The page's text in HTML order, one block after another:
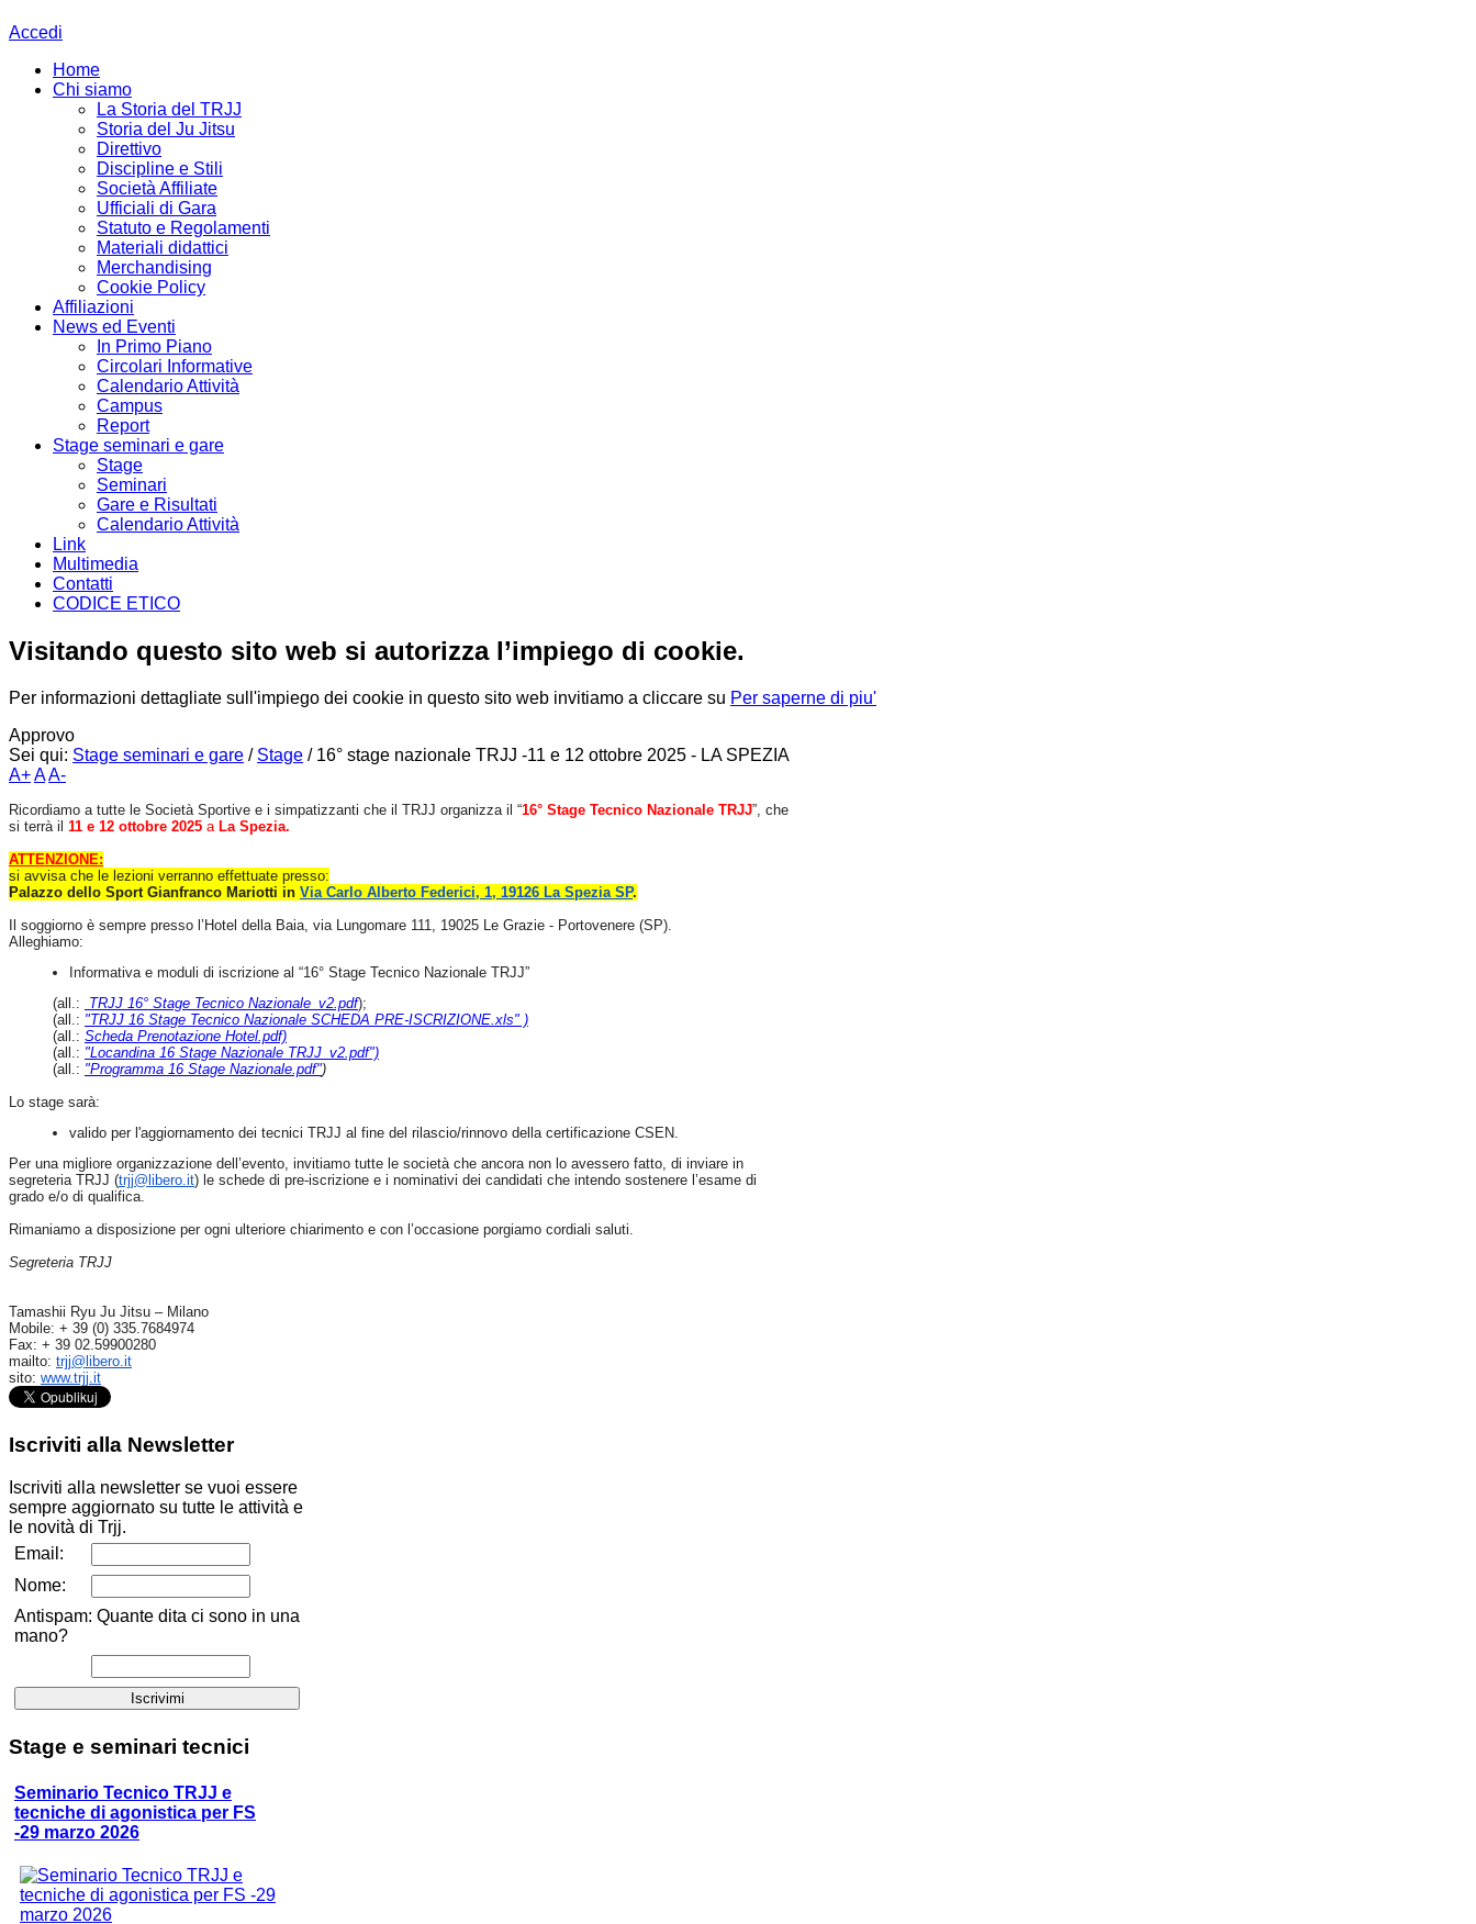
Accedi
Home
Chi siamo
La Storia del TRJJ
Storia del Ju Jitsu
Direttivo
Discipline e Stili
Società Affiliate
Ufficiali di Gara
Statuto e Regolamenti
Materiali didattici
Merchandising
Cookie Policy
Affiliazioni
News ed Eventi
In Primo Piano
Circolari Informative
Calendario Attività
Campus
Report
Stage seminari e gare
Stage
Seminari
Gare e Risultati
Calendario Attività
Link
Multimedia
Contatti
CODICE ETICO
Visitando questo sito web si autorizza l’impiego di cookie.
Per informazioni dettagliate sull'impiego dei cookie in questo sito web invitiamo a cliccare su Per saperne di piu'
Approvo
Sei qui: Stage seminari e gare / Stage / 16° stage nazionale TRJJ -11 e 12 ottobre 2025 - LA SPEZIA
A+AA-
Ricordiamo a tutte le Società Sportive e i simpatizzanti che il TRJJ organizza il “16° Stage Tecnico Nazionale TRJJ”, che
si terrà il 11 e 12 ottobre 2025 a La Spezia.
ATTENZIONE:
si avvisa che le lezioni verranno effettuate presso:
Palazzo dello Sport Gianfranco Mariotti in Via Carlo Alberto Federici, 1, 19126 La Spezia SP.
Il soggiorno è sempre presso l’Hotel della Baia, via Lungomare 111, 19025 Le Grazie - Portovenere (SP).
Alleghiamo:
Informativa e moduli di iscrizione al “16° Stage Tecnico Nazionale TRJJ”
(all.:
TRJJ 16° Stage Tecnico Nazionale_v2.pdf);
(all.: "TRJJ 16 Stage Tecnico Nazionale SCHEDA PRE-ISCRIZIONE.xls" )
(all.: Scheda Prenotazione Hotel.pdf)
(all.: "Locandina 16 Stage Nazionale TRJJ_v2.pdf")
(all.: "Programma 16 Stage Nazionale.pdf")
Lo stage sarà:
valido per l'aggiornamento dei tecnici TRJJ al fine del rilascio/rinnovo della certificazione CSEN.
Per una migliore organizzazione dell’evento, invitiamo tutte le società che ancora non lo avessero fatto, di inviare in
segreteria TRJJ (trjj@libero.it) le schede di pre-iscrizione e i nominativi dei candidati che intendo sostenere l’esame di
grado e/o di qualifica.
Rimaniamo a disposizione per ogni ulteriore chiarimento e con l’occasione porgiamo cordiali saluti.
Segreteria TRJJ
Tamashii Ryu Ju Jitsu – Milano
Mobile: + 39 (0) 335.7684974
Fax: + 39 02.59900280
mailto: trjj@libero.it
sito: www.trjj.it
Iscriviti alla Newsletter
Iscriviti alla newsletter se vuoi essere
sempre aggiornato su tutte le attività e
le novità di Trjj.
Email:
Nome:
Antispam: Quante dita ci sono in una
mano?
Stage e seminari tecnici
Seminario Tecnico TRJJ e
tecniche di agonistica per FS
-29 marzo 2026